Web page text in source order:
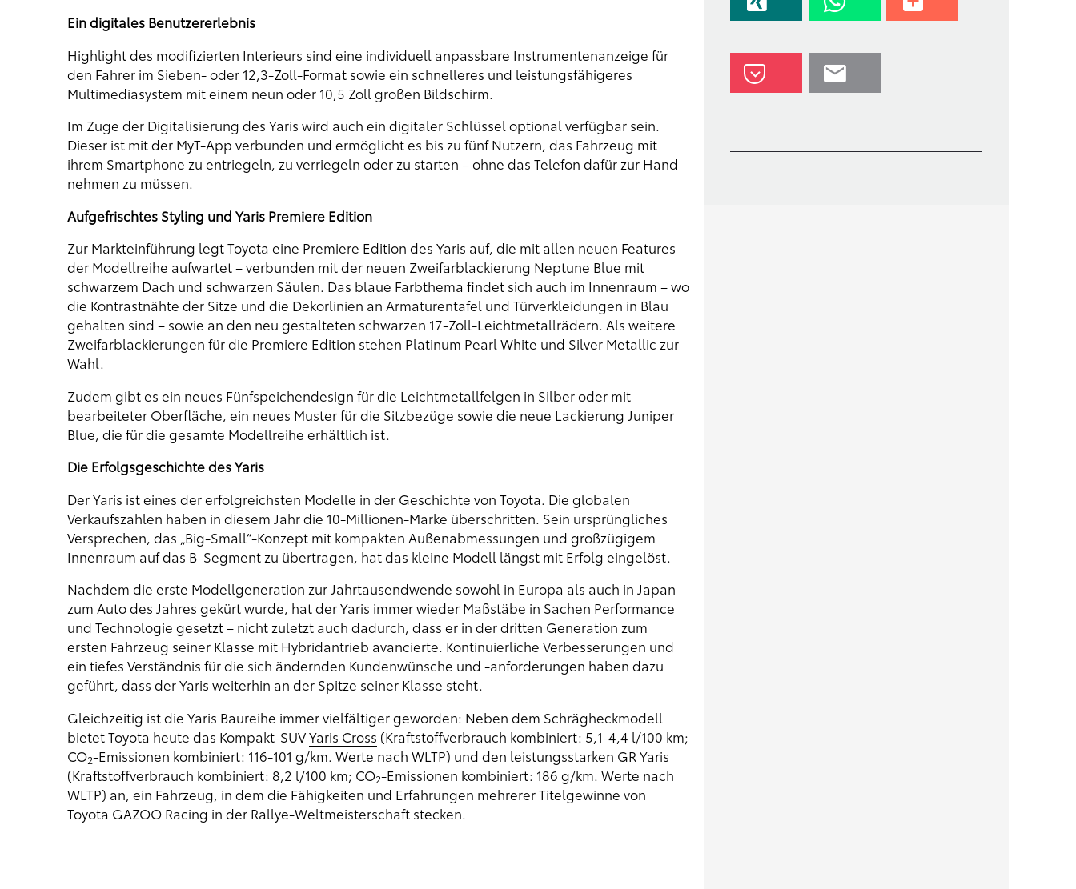
Ein digitales Benutzererlebnis
Highlight des modifizierten Interieurs sind eine individuell anpassbare Instrumentenanzeige für
den Fahrer im Sieben- oder 12,3-Zoll-Format sowie ein schnelleres und leistungsfähigeres
Multimediasystem mit einem neun oder 10,5 Zoll großen Bildschirm.
Im Zuge der Digitalisierung des Yaris wird auch ein digitaler Schlüssel optional verfügbar sein.
Dieser ist mit der MyT-App verbunden und ermöglicht es bis zu fünf Nutzern, das Fahrzeug mit
ihrem Smartphone zu entriegeln, zu verriegeln oder zu starten – ohne das Telefon dafür zur Hand
nehmen zu müssen.
Aufgefrischtes Styling und Yaris Premiere Edition
Zur Markteinführung legt Toyota eine Premiere Edition des Yaris auf, die mit allen neuen Features
der Modellreihe aufwartet – verbunden mit der neuen Zweifarblackierung Neptune Blue mit
schwarzem Dach und schwarzen Säulen. Das blaue Farbthema findet sich auch im Innenraum – wo
die Kontrastnähte der Sitze und die Dekorlinien an Armaturentafel und Türverkleidungen in Blau
gehalten sind – sowie an den neu gestalteten schwarzen 17-Zoll-Leichtmetallrädern. Als weitere
Zweifarblackierungen für die Premiere Edition stehen Platinum Pearl White und Silver Metallic zur
Wahl.
Zudem gibt es ein neues Fünfspeichendesign für die Leichtmetallfelgen in Silber oder mit
bearbeiteter Oberfläche, ein neues Muster für die Sitzbezüge sowie die neue Lackierung Juniper
Blue, die für die gesamte Modellreihe erhältlich ist.
Die Erfolgsgeschichte des Yaris
Der Yaris ist eines der erfolgreichsten Modelle in der Geschichte von Toyota. Die globalen
Verkaufszahlen haben in diesem Jahr die 10-Millionen-Marke überschritten. Sein ursprüngliches
Versprechen, das „Big-Small“-Konzept mit kompakten Außenabmessungen und großzügigem
Innenraum auf das B-Segment zu übertragen, hat das kleine Modell längst mit Erfolg eingelöst.
Nachdem die erste Modellgeneration zur Jahrtausendwende sowohl in Europa als auch in Japan
zum Auto des Jahres gekürt wurde, hat der Yaris immer wieder Maßstäbe in Sachen Performance
und Technologie gesetzt – nicht zuletzt auch dadurch, dass er in der dritten Generation zum
ersten Fahrzeug seiner Klasse mit Hybridantrieb avancierte. Kontinuierliche Verbesserungen und
ein tiefes Verständnis für die sich ändernden Kundenwünsche und -anforderungen haben dazu
geführt, dass der Yaris weiterhin an der Spitze seiner Klasse steht.
Gleichzeitig ist die Yaris Baureihe immer vielfältiger geworden: Neben dem Schrägheckmodell
bietet Toyota heute das Kompakt-SUVYaris Cross (Kraftstoffverbrauch kombiniert: 5,1-4,4 l/100 km;
CO2-Emissionen kombiniert: 116-101 g/km. Werte nach WLTP) und den leistungsstarken GR Yaris
(Kraftstoffverbrauch kombiniert: 8,2 l/100 km; CO2-Emissionen kombiniert: 186 g/km. Werte nach
WLTP) an, ein Fahrzeug, in dem die Fähigkeiten und Erfahrungen mehrerer Titelgewinne von
Toyota GAZOO Racing in der Rallye-Weltmeisterschaft stecken.